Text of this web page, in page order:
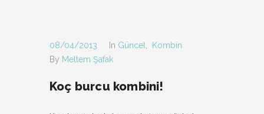
08/04/2013 In Güncel
Kombin
By Meltem Şafak
Koç burcu kombini!